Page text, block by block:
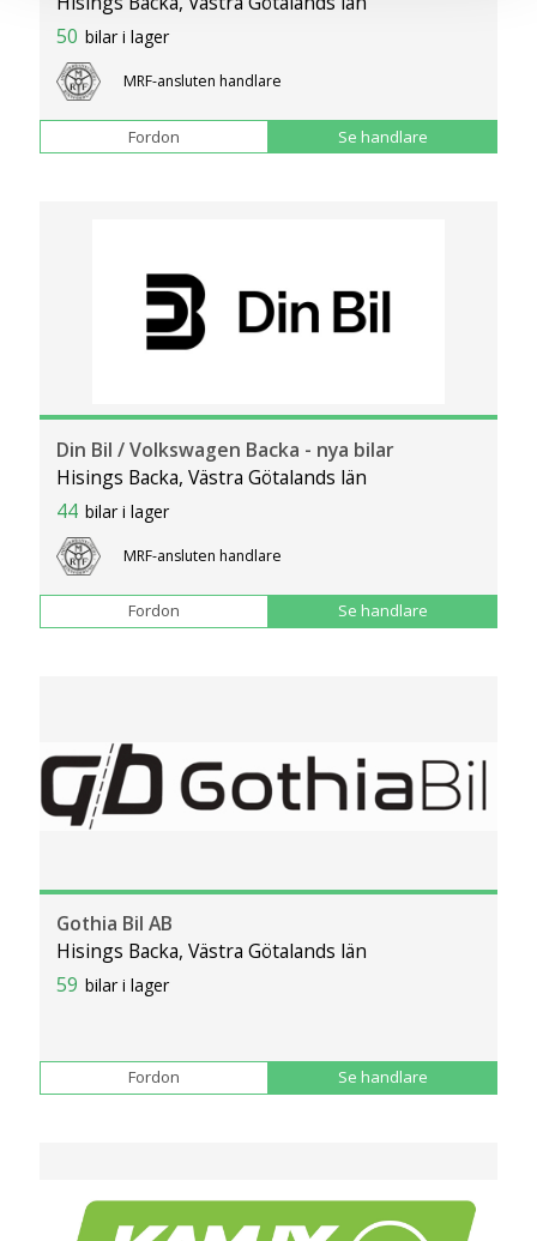
cookies och samtycker till att vi mäter och delar
information om din användning av webbplatsen med våra
partners. För att ändra vilka typer av cookies vi använder
klickar du på Anpassa. Du kan alltid ändra dina
inställningar för cookies.
50 bilar i lager
MRF-ansluten handlare
Fordon Se handlare
Din Bil / Volkswagen Backa - nya bilar
Hisings Backa, Västra Götalands län
44 bilar i lager
MRF-ansluten handlare
Fordon Se handlare
Gothia Bil AB
Hisings Backa, Västra Götalands län
59 bilar i lager
Fordon Se handlare